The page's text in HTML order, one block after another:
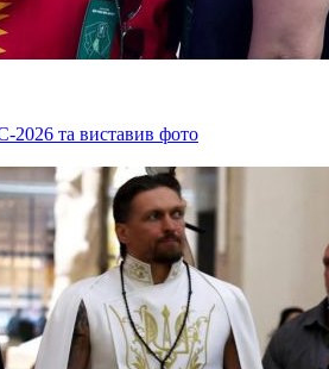
2026 та виставив фото